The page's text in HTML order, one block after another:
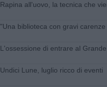
Rapina all'uovo, la tecnica che
"Una biblioteca con gravi
L'ossessione di entrare al
Undici Lune, luglio ricco di eventi